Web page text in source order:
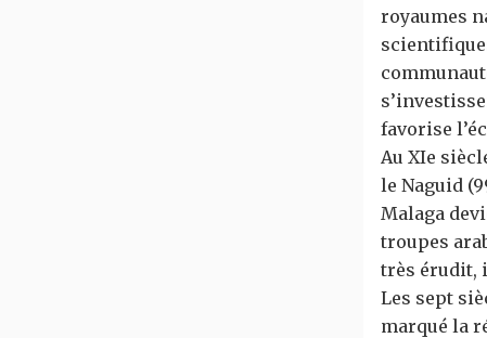
royaumes
favorise
Au XIe
le Naguid
Malaga
troupes
très érudit,
Les sept
marqué la